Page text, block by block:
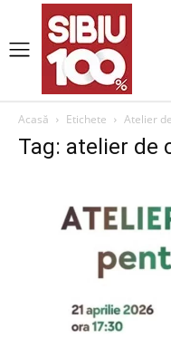
Acasă Etichete Atelier
Tag: atelier de